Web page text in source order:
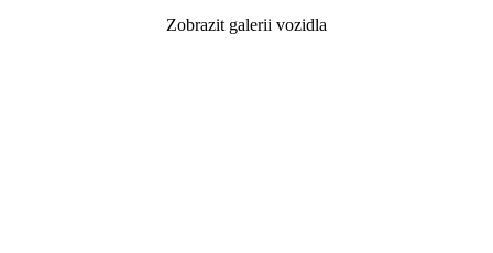
Zobrazit galerii vozidla